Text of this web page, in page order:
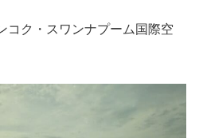
コク・スワンナプーム国際空